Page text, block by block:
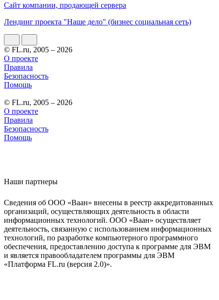
Сайт компании, продающей сервера
Лендинг проекта "Наше дело" (бизнес социальная сеть)
© FL.ru, 2005 – 2026
О проекте
Правила
Безопасность
Помощь
© FL.ru, 2005 – 2026
О проекте
Правила
Безопасность
Помощь
Наши партнеры
Сведения об ООО «Ваан» внесены в реестр аккредитованных
организаций, осуществляющих деятельность в области
информационных технологий. ООО «Ваан» осуществляет
деятельность, связанную с использованием информационных
технологий, по разработке компьютерного программного
обеспечения, предоставлению доступа к программе для ЭВМ
и является правообладателем программы для ЭВМ
«Платформа FL.ru (версия 2.0)».